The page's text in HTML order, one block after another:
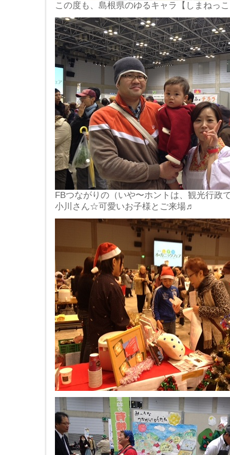
この度も、島根県のゆるキャラ【しまねっ
FBつながりの（いや〜ホントは、観光行政
小川さん☆可愛いお子様とご来場♬